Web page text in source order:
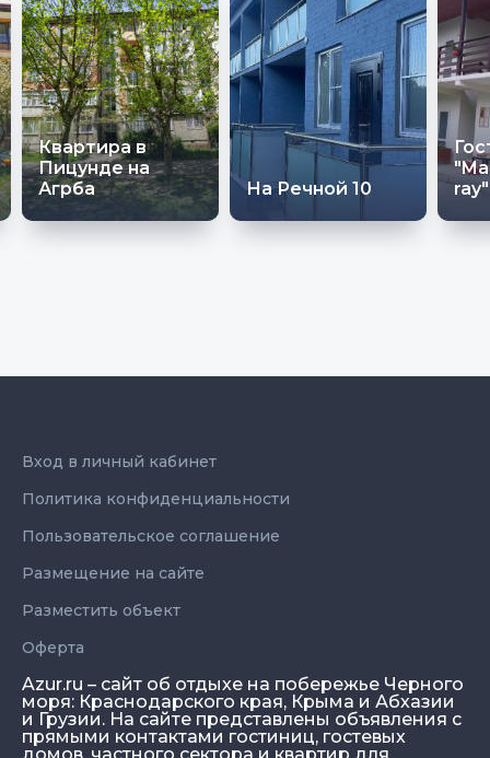
Квартира в
Пицунде на
Агрба
На Речной 10
ray"
Azur.ru – сайт об отдыхе на побережье Черного
моря: Краснодарского края, Крыма и Абхазии
и Грузии. На сайте представлены объявления с
прямыми контактами гостиниц, гостевых
Вход в личный кабинет
Политика конфиденциальности
Пользовательское соглашение
Размещение на сайте
Разместить объект
Оферта